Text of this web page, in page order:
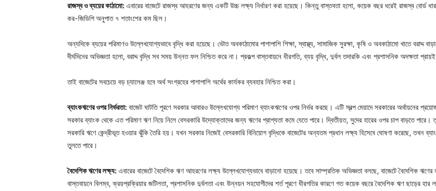
রাজস্ব ও ব্যয়ের কাঠামো: এবারের বাজেটে রাজস্ব আহরণের জন্য একটি উচ্চ লক্ষ্য নির্ধারণ করা হয়েছে। কিন্তু বাস্তবতা হলো, কয়েক বছর ধরেই রাজস্ব বোর্ড
কর-জিডিপি অনুপাত ৭ শতাংশের কম ছিল।
অন্যদিকে ব্যয়ের পরিমাণও উল্লেখযোগ্যভাবে বৃদ্ধি করা হয়েছে। ভৌত অবকাঠামোর পাশাপাশি শিক্ষা, স্বাস্থ্য, সামাজিক সুরক্ষা, কৃষি ও অবকাঠামো খাতে বরাদ্দ
দীর্ঘদিনের অভিজ্ঞতা হলো, বরাদ্দ বৃদ্ধি সব সময় উন্নত ফল নিশ্চিত করে না। প্রকল্প বাস্তবায়নে ধীরগতি, ব্যয় বৃদ্ধি, দুর্বল তদারকি এবং প্রশাসনিক অদক্ষতা
তাই বাজেটের সবচেয়ে বড় চ্যালেঞ্জ হবে অর্থ সংগ্রহের পাশাপাশি অর্থের কার্যকর ব্যবহার নিশ্চিত করা।
ব্যাংকঋণের ওপর নির্ভরতা: বাজেট ঘাটতি পূরণে সরকার আবারও উল্লেখযোগ্য পরিমাণ ব্যাংকঋণের ওপর নির্ভর করছে। এটি স্বল্প মেয়াদে সরকারের অর্থায়নের
সরকার ব্যাংক থেকে এত পরিমাণ ঋণ নিয়ে নিলে বেসরকারি উদ্যোক্তাদের জন্য ঋণের প্রাপ্যতা কমে যেতে পারে। দ্বিতীয়ত, সুদের হারের ওপর চাপ বাড়তে পারে।
সরকারি ঋণে কেন্দ্রীভূত হওয়ার ঝুঁকি তৈরি হয়। যখন সরকার নিজেই বেসরকারি বিনিয়োগ বৃদ্ধিকে বাজেটের অন্যতম প্রধান লক্ষ্য হিসেবে ঘোষণা করেছে, তখন
তুলতে পারে।
বৈদেশিক ঋণের লক্ষ্য: এবারের বাজেটে বৈদেশিক ঋণ আহরণের লক্ষ্য উল্লেখযোগ্যভাবে বাড়ানো হয়েছে। তবে সাম্প্রতিক অভিজ্ঞতা বলছে, বাজেটে বৈদেশিক
বাস্তবায়নে বিলম্ব, ক্রয়প্রক্রিয়ার জটিলতা, প্রশাসনিক দুর্বলতা এবং উন্নয়ন সহযোগীদের শর্ত পূরণে ধীরগতির কারণে গত কয়েক বছরে বৈদেশিক ঋণ ছাড়ের